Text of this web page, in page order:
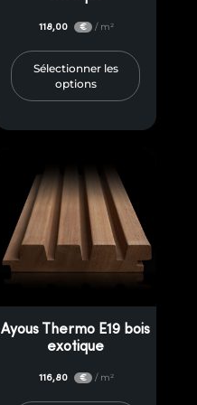
118,00 € / m²
Sélectionner les
options
Ayous Thermo E19 bois
exotique
116,80 € / m²